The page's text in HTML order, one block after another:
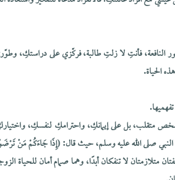
النافعة، فأنتِ لا زلتِ طالبة، فركّزي على دراستكِ،
الحياة.
متقلب، بل على إيمانكِ، واحترامكِ لنفسكِ،
النبي صلى الله عليه وسلم، حيث قال: (إِذَا جَاءَكُمْ مَنْ
متلازمتان لا تنفكان أبدًا، وهما صمام أمان